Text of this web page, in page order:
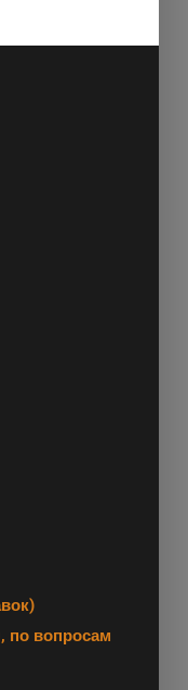
по вопросам